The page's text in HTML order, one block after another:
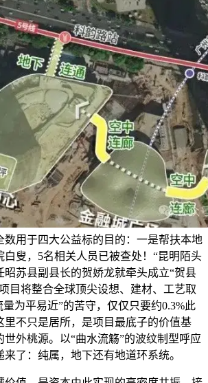
数用于四大公益标的目的：一是帮扶本地
白叟，5名相关人员已被查处！“昆明陌头
昭苏县副县长的贺娇龙就牵头成立“贺县
目将整合全球顶尖设想、建材、工艺取
量为平易近”的苦守，仅仅只要约0.3%此
里不只是居所，是项目最底子的价值基
外桃源。以“曲水流觞”的波纹制型呼应
了：纯属，地下还有地道环系统。